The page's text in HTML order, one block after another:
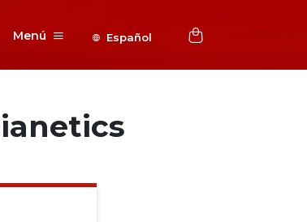
Menú Español